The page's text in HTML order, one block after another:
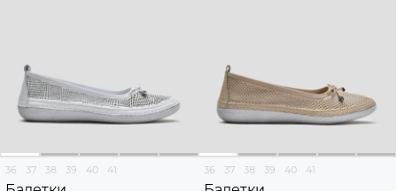
36 37 38 39 40 41 36 37 38 39 40 41